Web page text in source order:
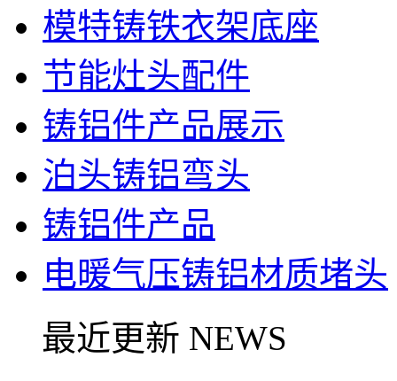
模特铸铁衣架底座
节能灶头配件
铸铝件产品展示
泊头铸铝弯头
铸铝件产品
电暖气压铸铝材质堵头
最近更新 NEWS